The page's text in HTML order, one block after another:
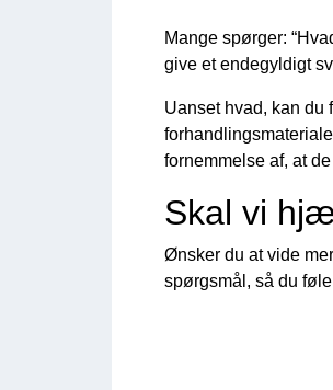
Mange spørger:
give et endegyldigt
Uanset hvad, kan
fornemmelse af, at
Skal vi
Ønsker du at vide
spørgsmål, så du